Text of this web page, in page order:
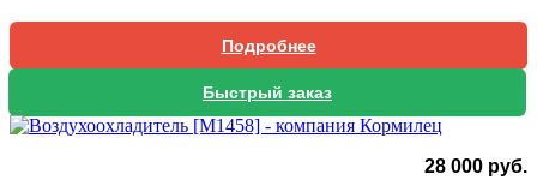
Подробнее
Быстрый заказ
28 000 руб.